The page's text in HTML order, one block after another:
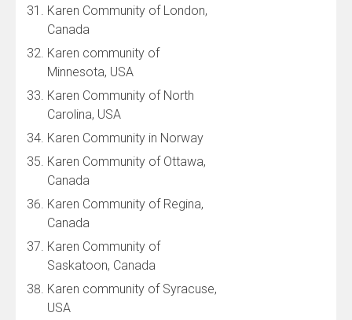
Karen Community of London,
Canada
Karen community of
Minnesota, USA
Karen Community of North
Carolina, USA
Karen Community in Norway
Karen Community of Ottawa,
Canada
Karen Community of Regina,
Canada
Karen Community of
Saskatoon, Canada
Karen community of Syracuse,
USA